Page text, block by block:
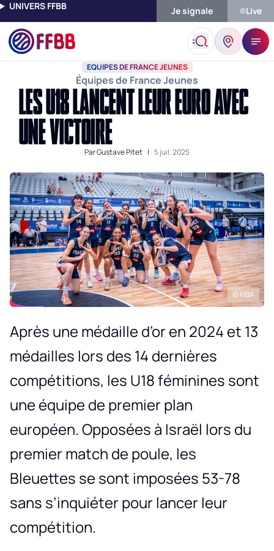
UNIVERS FFBB Je signale Live
Accueil Actualités Equipes De France Jeunes Les U18
EQUIPES DE FRANCE JEUNES
Équipes de France Jeunes
LES U18 LANCENT LEUR EURO AVEC
UNE VICTOIRE
ParGustave Pitet | 5 juil. 2025
© FIBA
Après une médaille d’or en 2024 et 13
médailles lors des 14 dernières
compétitions, les U18 féminines sont
une équipe de premier plan
européen. Opposées à Israël lors du
premier match de poule, les
Bleuettes se sont imposées 53-78
sans s’inquiéter pour lancer leur
compétition.